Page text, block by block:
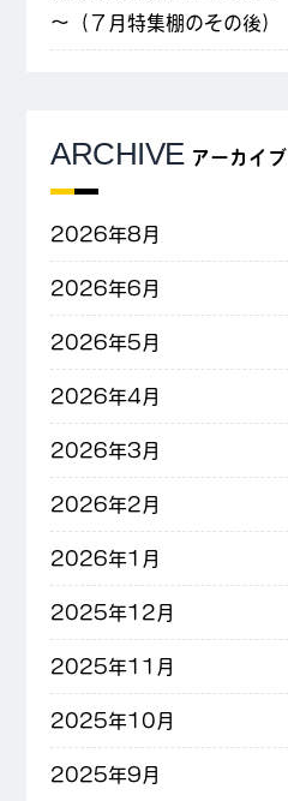
～（７月特集棚のその後）
ARCHIVE アーカイブ
2026年8月
2026年6月
2026年5月
2026年4月
2026年3月
2026年2月
2026年1月
2025年12月
2025年11月
2025年10月
2025年9月